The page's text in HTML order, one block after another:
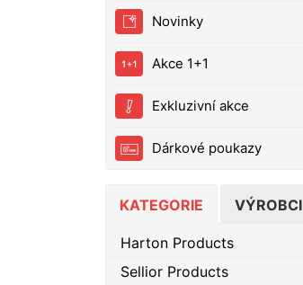
Novinky
Akce 1+1
Exkluzivní akce
Dárkové poukazy
KATEGORIE VÝROBCI
Harton Products
Sellior Products